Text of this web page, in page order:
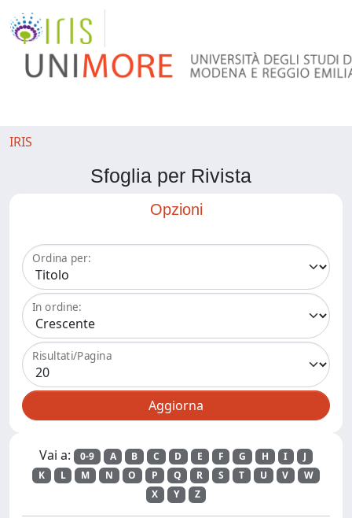
IRIS
Sfoglia per Rivista
Opzioni
Ordina per:
In ordine:
Risultati/Pagina
Vai a: 0-9 A B C D E F G H I
J
K
L M N O P Q R S T U V
W
X
Y Z